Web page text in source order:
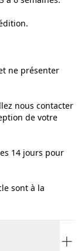
ne présenter
nous contacter
de votre
14 jours pour
sont à la